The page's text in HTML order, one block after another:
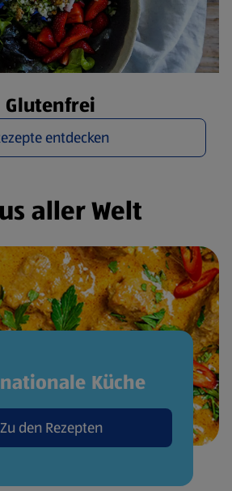
Glutenfrei
entdecken
aller Welt
Küche
Zu den Rezepten